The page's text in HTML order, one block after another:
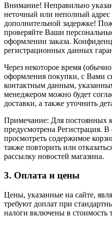
Внимание! Неправильно
неточный или неполный адрес
дополнительной задержке!
проверяйте Ваши
оформлении заказа.
регистрационных данных
Через некоторое время
оформления покупки, с Вами
контактным данным,
менеджером можно будет
доставки, а также уточнить
Примечание: Для постоянных
предусмотрена Регистрация.
просмотреть содержимое
также повторить или
рассылку новостей магазина.
3. Оплата и цены
Цены, указанные на сайте,
требуют доплат при
налоги включены в стоимость